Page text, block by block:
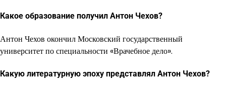
Какое образование получил Антон Чехов?
Антон Чехов окончил Московский государственный
университет по специальности «Врачебное дело».
Какую литературную эпоху представлял Антон Чехов?